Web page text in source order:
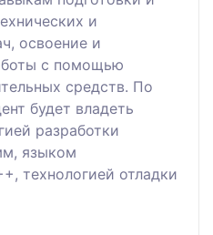
и
освоение и
с помощью
средств. По
будет владеть
разработки
языком
технологией отладки